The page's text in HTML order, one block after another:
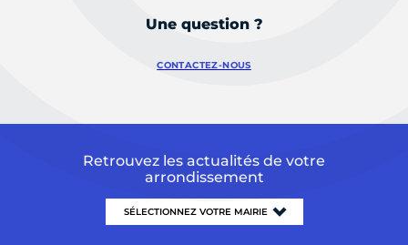
Une question ?
CONTACTEZ-NOUS
Retrouvez les actualités de votre
arrondissement